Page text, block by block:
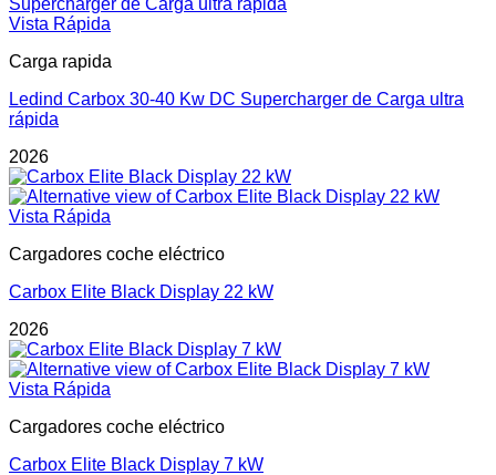
Vista Rápida
Carga rapida
Ledind Carbox 30-40 Kw DC Supercharger de Carga ultra
rápida
2026
Vista Rápida
Cargadores coche eléctrico
Carbox Elite Black Display 22 kW
2026
Vista Rápida
Cargadores coche eléctrico
Carbox Elite Black Display 7 kW